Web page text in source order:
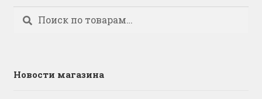
Искать:
Поиск
Новости магазина